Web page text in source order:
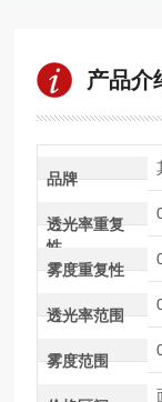
产品介
品牌
透光率重复
性
雾度重复性
透光率范围
雾度范围